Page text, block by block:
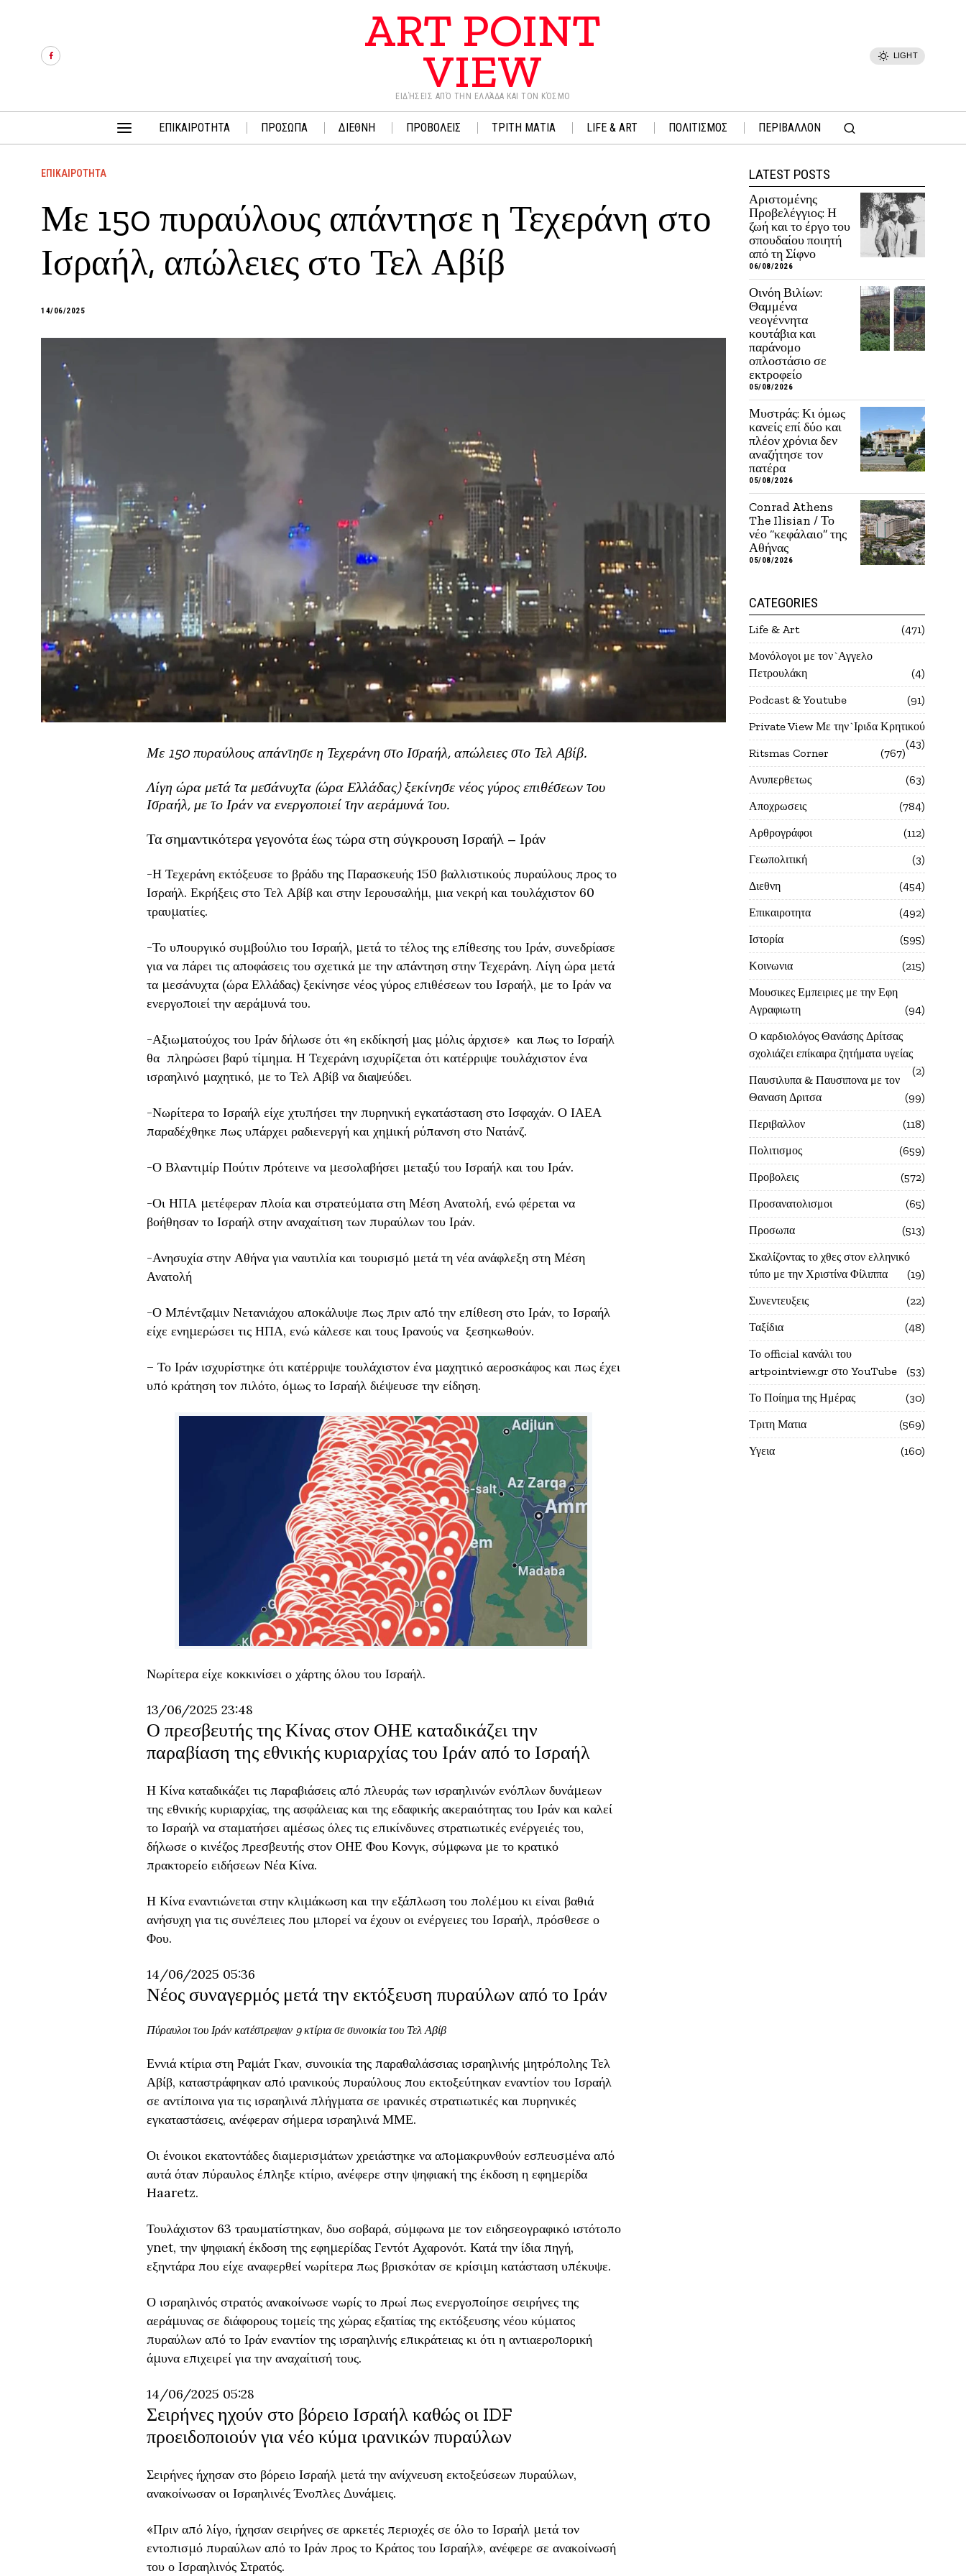
ART POINT
VIEW
ΕΙΔΉΣΕΙΣ ΑΠΌ ΤΗΝ ΕΛΛΆΔΑ ΚΑΙ ΤΟΝ ΚΌΣΜΟ
LIGHT
ΕΠΙΚΑΙΡΟΤΗΤΑ ΠΡΟΣΩΠΑ ΔΙΕΘΝΗ ΠΡΟΒΟΛΕΙΣ ΤΡΙΤΗ ΜΑΤΙΑ LIFE & ART ΠΟΛΙΤΙΣΜΟΣ ΠΕΡΙΒΑΛΛΟΝ
ΕΠΙΚΑΙΡΟΤΗΤΑ
Με 150 πυραύλους απάντησε η Τεχεράνη στο
Ισραήλ, απώλειες στο Τελ Αβίβ
14/06/2025
Με 150 πυραύλους απάντησε η Τεχεράνη στο Ισραήλ, απώλειες στο Τελ Αβίβ.
Λίγη ώρα μετά τα μεσάνυχτα (ώρα Ελλάδας) ξεκίνησε νέος γύρος επιθέσεων του
Ισραήλ, με το Ιράν να ενεργοποιεί την αεράμυνά του.
Τα σημαντικότερα γεγονότα έως τώρα στη σύγκρουση Ισραήλ – Ιράν
-Η Τεχεράνη εκτόξευσε το βράδυ της Παρασκευής 150 βαλλιστικούς πυραύλους προς το
Ισραήλ. Εκρήξεις στο Τελ Αβίβ και στην Ιερουσαλήμ, μια νεκρή και τουλάχιστον 60
τραυματίες.
-Το υπουργικό συμβούλιο του Ισραήλ, μετά το τέλος της επίθεσης του Ιράν, συνεδρίασε
για να πάρει τις αποφάσεις του σχετικά με την απάντηση στην Τεχεράνη. Λίγη ώρα μετά
τα μεσάνυχτα (ώρα Ελλάδας) ξεκίνησε νέος γύρος επιθέσεων του Ισραήλ, με το Ιράν να
ενεργοποιεί την αεράμυνά του.
-Αξιωματούχος του Ιράν δήλωσε ότι «η εκδίκησή μας μόλις άρχισε» και πως το Ισραήλ
θα πληρώσει βαρύ τίμημα. Η Τεχεράνη ισχυρίζεται ότι κατέρριψε τουλάχιστον ένα
ισραηλινό μαχητικό, με το Τελ Αβίβ να διαψεύδει.
-Νωρίτερα το Ισραήλ είχε χτυπήσει την πυρηνική εγκατάσταση στο Ισφαχάν. Ο ΙΑΕΑ
παραδέχθηκε πως υπάρχει ραδιενεργή και χημική ρύπανση στο Νατάνζ.
-Ο Βλαντιμίρ Πούτιν πρότεινε να μεσολαβήσει μεταξύ του Ισραήλ και του Ιράν.
-Οι ΗΠΑ μετέφεραν πλοία και στρατεύματα στη Μέση Ανατολή, ενώ φέρεται να
βοήθησαν το Ισραήλ στην αναχαίτιση των πυραύλων του Ιράν.
-Ανησυχία στην Αθήνα για ναυτιλία και τουρισμό μετά τη νέα ανάφλεξη στη Μέση
Ανατολή
-Ο Μπέντζαμιν Νετανιάχου αποκάλυψε πως πριν από την επίθεση στο Ιράν, το Ισραήλ
είχε ενημερώσει τις ΗΠΑ, ενώ κάλεσε και τους Ιρανούς να ξεσηκωθούν.
– Το Ιράν ισχυρίστηκε ότι κατέρριψε τουλάχιστον ένα μαχητικό αεροσκάφος και πως έχει
υπό κράτηση τον πιλότο, όμως το Ισραήλ διέψευσε την είδηση.
Νωρίτερα είχε κοκκινίσει ο χάρτης όλου του Ισραήλ.
13/06/2025 23:48
Ο πρεσβευτής της Κίνας στον ΟΗΕ καταδικάζει την
παραβίαση της εθνικής κυριαρχίας του Ιράν από το Ισραήλ
Η Κίνα καταδικάζει τις παραβιάσεις από πλευράς των ισραηλινών ενόπλων δυνάμεων
της εθνικής κυριαρχίας, της ασφάλειας και της εδαφικής ακεραιότητας του Ιράν και καλεί
το Ισραήλ να σταματήσει αμέσως όλες τις επικίνδυνες στρατιωτικές ενέργειές του,
δήλωσε ο κινέζος πρεσβευτής στον ΟΗΕ Φου Κονγκ, σύμφωνα με το κρατικό
πρακτορείο ειδήσεων Νέα Κίνα.
Η Κίνα εναντιώνεται στην κλιμάκωση και την εξάπλωση του πολέμου κι είναι βαθιά
ανήσυχη για τις συνέπειες που μπορεί να έχουν οι ενέργειες του Ισραήλ, πρόσθεσε ο
Φου.
14/06/2025 05:36
Νέος συναγερμός μετά την εκτόξευση πυραύλων από το Ιράν
Πύραυλοι του Ιράν κατέστρεψαν 9 κτίρια σε συνοικία του Τελ Αβίβ
Εννιά κτίρια στη Ραμάτ Γκαν, συνοικία της παραθαλάσσιας ισραηλινής μητρόπολης Τελ
Αβίβ, καταστράφηκαν από ιρανικούς πυραύλους που εκτοξεύτηκαν εναντίον του Ισραήλ
σε αντίποινα για τις ισραηλινά πλήγματα σε ιρανικές στρατιωτικές και πυρηνικές
εγκαταστάσεις, ανέφεραν σήμερα ισραηλινά ΜΜΕ.
Οι ένοικοι εκατοντάδες διαμερισμάτων χρειάστηκε να απομακρυνθούν εσπευσμένα από
αυτά όταν πύραυλος έπληξε κτίριο, ανέφερε στην ψηφιακή της έκδοση η εφημερίδα
Haaretz.
Τουλάχιστον 63 τραυματίστηκαν, δυο σοβαρά, σύμφωνα με τον ειδησεογραφικό ιστότοπο
ynet, την ψηφιακή έκδοση της εφημερίδας Γεντότ Αχαρονότ. Κατά την ίδια πηγή,
εξηντάρα που είχε αναφερθεί νωρίτερα πως βρισκόταν σε κρίσιμη κατάσταση υπέκυψε.
Ο ισραηλινός στρατός ανακοίνωσε νωρίς το πρωί πως ενεργοποίησε σειρήνες της
αεράμυνας σε διάφορους τομείς της χώρας εξαιτίας της εκτόξευσης νέου κύματος
πυραύλων από το Ιράν εναντίον της ισραηλινής επικράτειας κι ότι η αντιαεροπορική
άμυνα επιχειρεί για την αναχαίτισή τους.
14/06/2025 05:28
Σειρήνες ηχούν στο βόρειο Ισραήλ καθώς οι IDF
προειδοποιούν για νέο κύμα ιρανικών πυραύλων
Σειρήνες ήχησαν στο βόρειο Ισραήλ μετά την ανίχνευση εκτοξεύσεων πυραύλων,
ανακοίνωσαν οι Ισραηλινές Ένοπλες Δυνάμεις.
«Πριν από λίγο, ήχησαν σειρήνες σε αρκετές περιοχές σε όλο το Ισραήλ μετά τον
εντοπισμό πυραύλων από το Ιράν προς το Κράτος του Ισραήλ», ανέφερε σε ανακοίνωσή
του ο Ισραηλινός Στρατός.
LATEST POSTS
Αριστομένης
Προβελέγγιος: Η
ζωή και το έργο του
σπουδαίου ποιητή
από τη Σίφνο
06/08/2026
Οινόη Βιλίων:
Θαμμένα
νεογέννητα
κουτάβια και
παράνομο
οπλοστάσιο σε
εκτροφείο
05/08/2026
Μυστράς: Κι όμως
κανείς επί δύο και
πλέον χρόνια δεν
αναζήτησε τον
πατέρα
05/08/2026
Conrad Athens
The Ilisian / Το
νέο “κεφάλαιο” της
Αθήνας
05/08/2026
CATEGORIES
Life & Art
471
Mονόλογοι με τον`Αγγελο
Πετρουλάκη
4
Podcast & Youtube
91
Private View Με την`Ιριδα Κρητικού
43
Ritsmas Corner
767
Ανυπερθετως
63
Αποχρωσεις
784
Αρθρογράφοι
112
Γεωπολιτική
3
Διεθνη
454
Επικαιροτητα
492
Ιστορία
595
Κοινωνια
215
Μουσικες Εμπειριες με την Εφη
Αγραφιωτη
94
Ο καρδιολόγος Θανάσης Δρίτσας
σχολιάζει επίκαιρα ζητήματα υγείας
2
Παυσιλυπα & Παυσιπονα με τον
Θαναση Δριτσα
99
Περιβαλλον
118
Πολιτισμος
659
Προβολεις
572
Προσανατολισμοι
65
Προσωπα
513
Σκαλίζοντας το χθες στον ελληνικό
τύπο με την Χριστίνα Φίλιππα
19
Συνεντευξεις
22
Ταξίδια
48
Το official κανάλι του
artpointview.gr στο YouTube
53
Το Ποίημα της Ημέρας
30
Τριτη Ματια
569
Υγεια
160